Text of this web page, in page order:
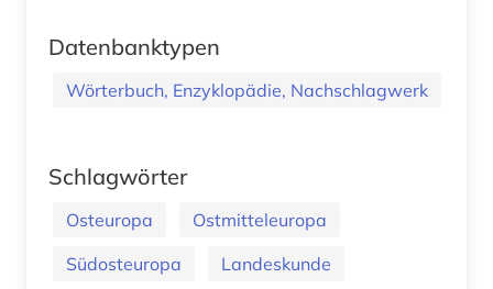
Datenbanktypen
Wörterbuch, Enzyklopädie, Nachschlagwerk
Schlagwörter
Osteuropa
Ostmitteleuropa
Südosteuropa
Landeskunde